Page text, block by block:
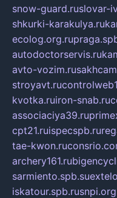
snow-guard.ruslovar-
shkurki-karakulya.ru
ecolog.org.ru
autodoctorservis.ru
avto-vozim.ru
stroyavt.ru
kvotka.ruiron-snab.ru
associaciya39.ru
cpt21.ruispecspb.ru
tae-kwon.ru
archery161.ru
sarmiento.spb.su
iskatour.spb.ru